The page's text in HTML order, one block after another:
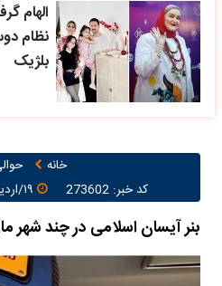
الهام
نظام
بلژیک
خانه
کد خبر: 273602
بنر آیسان اسلامی در چند شهر